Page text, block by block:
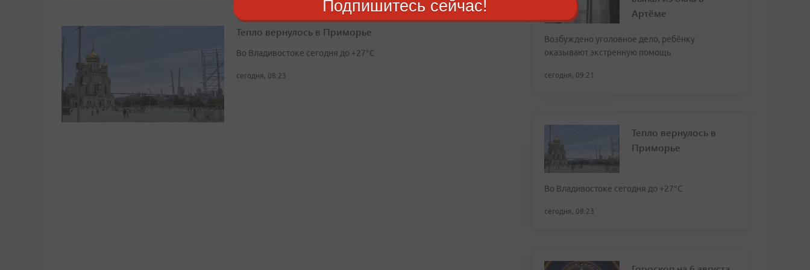
Тепло вернулось в Приморье
Во Владивостоке сегодня до +27°С
сегодня, 08:23
Артёме
Возбуждено уголовное дело, ребёнку
оказывают экстренную помощь
сегодня, 09:21
Тепло вернулось в
Приморье
Во Владивостоке сегодня до +27°С
сегодня, 08:23
Подпишитесь сейчас!